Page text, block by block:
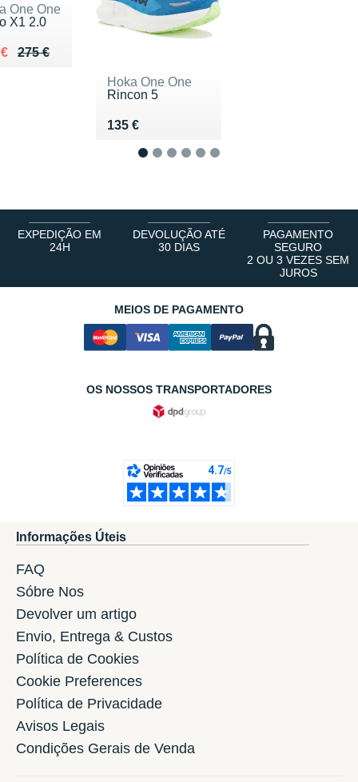
One One
X1 2.0
275 €
de 275 €
155 €
Hoka One One
Rincon 5
135 €
Vendu 135 €
EXPEDIÇÃO EM
24H
DEVOLUÇÃO ATÉ
30 DIAS
PAGAMENTO
SEGURO
2 OU 3 VEZES SEM
JUROS
MEIOS DE PAGAMENTO
OS NOSSOS TRANSPORTADORES
Informações Úteis
FAQ
Sóbre Nos
Devolver um artigo
Envio, Entrega & Custos
Política de Cookies
Cookie Preferences
Política de Privacidade
Avisos Legais
Condições Gerais de Venda